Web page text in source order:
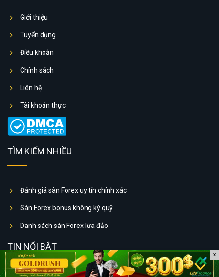
Giới thiệu
Tuyển dụng
Điều khoản
Chính sách
Liên hệ
Tài khoản thực
TÌM KIẾM NHIỀU
Đánh giá sàn Forex uy tín chính xác
Sàn Forex bonus không ký quỹ
Danh sách sàn Forex lừa đảo
TIN NỔI BẬT
x